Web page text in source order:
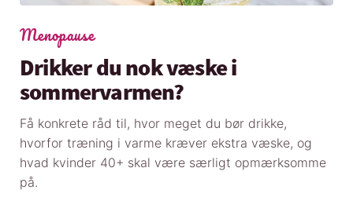
Menopause
Drikker du nok væske i
sommervarmen?
Få konkrete råd til, hvor meget du bør drikke,
hvorfor træning i varme kræver ekstra væske, og
hvad kvinder 40+ skal være særligt opmærksomme
på.